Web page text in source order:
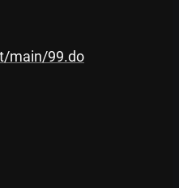
main/99.do